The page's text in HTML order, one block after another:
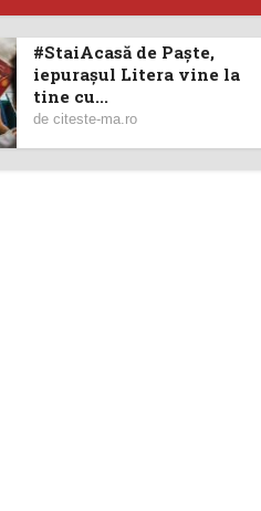
#StaiAcasă de Paște,
iepurașul Litera vine la
tine cu...
de citeste-ma.ro
Angela